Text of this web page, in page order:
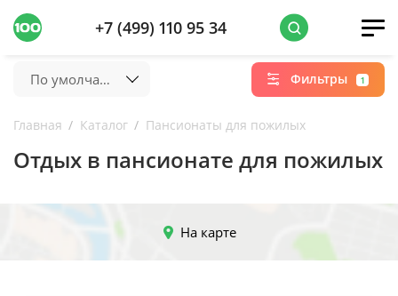
+7 (499) 110 95 34
Главная Каталог Пансионаты для пожилых
Отдых в пансионате для пожилых
По умолчанию Фильтры 1
На карте